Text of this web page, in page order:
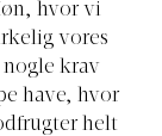
hvor vi
vores
krav
have, hvor
helt